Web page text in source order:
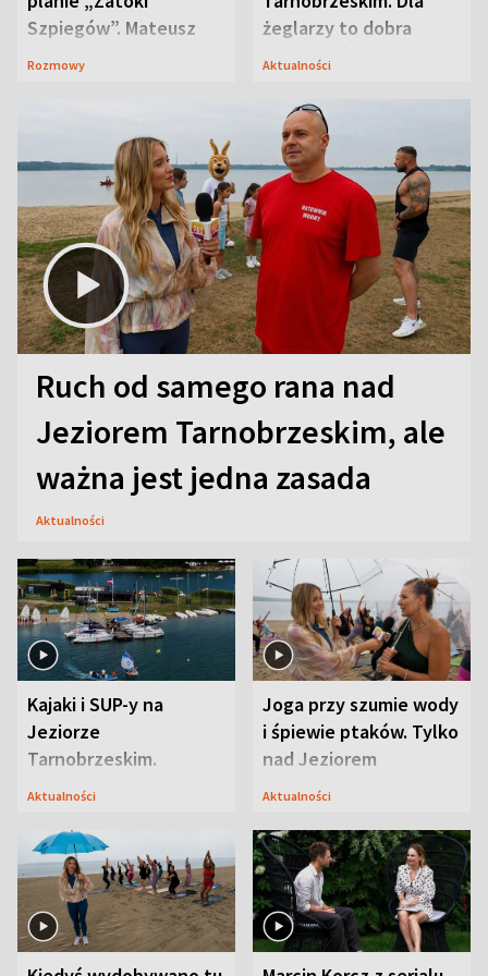
Szpiegów”. Mateusz
Janicki odsłonił
Rozmowy
żeglarzy to dobra
wiadomość
Aktualności
Ruch od samego rana nad
Jeziorem Tarnobrzeskim, ale
ważna jest jedna zasada
Aktualności
Kajaki i SUP-y na
Jeziorze
Tarnobrzeskim.
Przyrodnicy zwracają
Aktualności
Joga przy szumie wody
i śpiewie ptaków. Tylko
nad Jeziorem
Tarnobrzeskim
Aktualności